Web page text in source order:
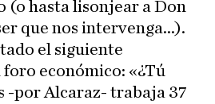
(o hasta lisonjear a Don
que nos intervenga...).
el siguiente
económico: «¿Tú
-por Alcaraz- trabaja 37